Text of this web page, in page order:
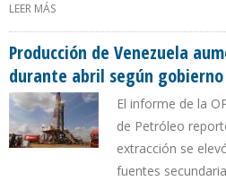
LEER MÁS
Producción de Venezuela
durante abril según
El informe de la
de Petróleo
extracción se
fuentes